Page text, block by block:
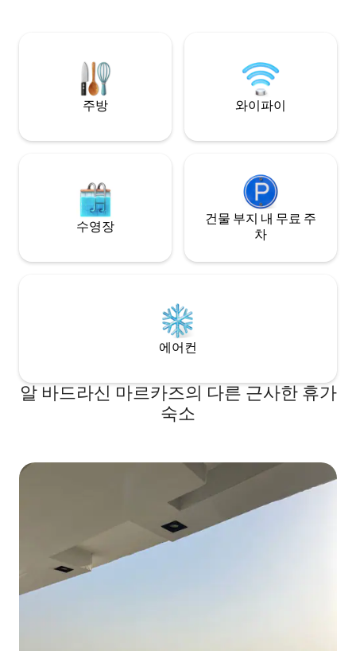
까지 쉽게 이동할 수 있습니다. 게스트 접근
성 Apartment Ali Nile Live
주방 와이파이
수영장
건물 부지 내 무료 주
차
에어컨
알 바드라신 마르카즈의 다른 근사한 휴가
숙소